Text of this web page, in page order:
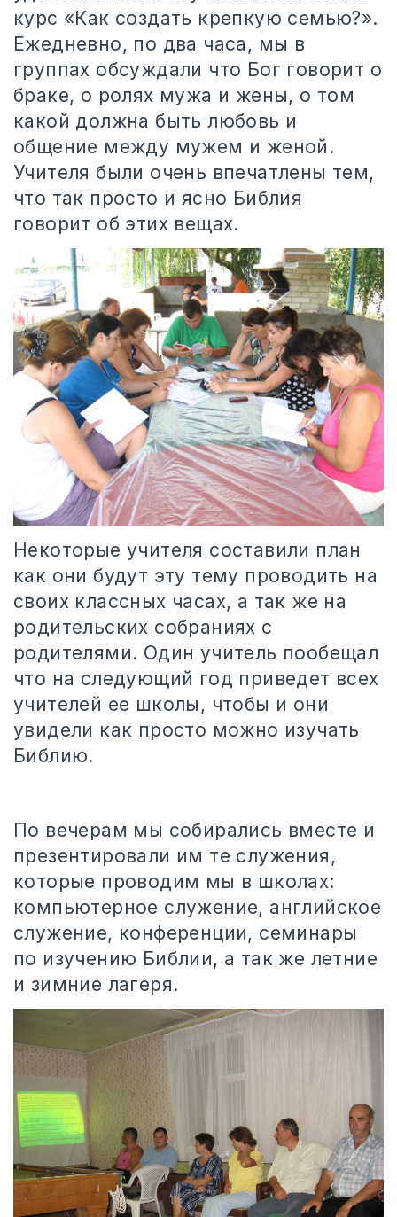
курс «Как создать крепкую семью?».
Ежедневно, по два часа, мы в
группах обсуждали что Бог говорит о
браке, о ролях мужа и жены, о том
какой должна быть любовь и
общение между мужем и женой.
Учителя были очень впечатлены тем,
что так просто и ясно Библия
говорит об этих вещах.
Некоторые учителя составили план
как они будут эту тему проводить на
своих классных часах, а так же на
родительских собраниях с
родителями. Один учитель пообещал
что на следующий год приведет всех
учителей ее школы, чтобы и они
увидели как просто можно изучать
Библию.
По вечерам мы собирались вместе и
презентировали им те служения,
которые проводим мы в школах:
компьютерное служение, английское
служение, конференции, семинары
по изучению Библии, а так же летние
и зимние лагеря.